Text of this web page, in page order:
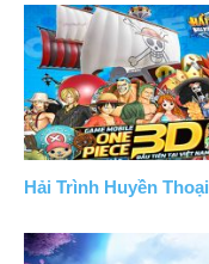
Hải Trình Huyền Thoại